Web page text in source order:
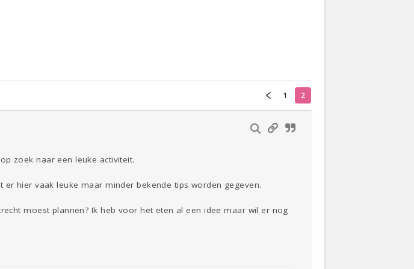
Mode &
Klussen
Horen Zien
1 2
zoek naar een leuke activiteit.
hier vaak leuke maar minder bekende tips worden gegeven.
moest plannen? Ik heb voor het eten al een idee maar wil er nog